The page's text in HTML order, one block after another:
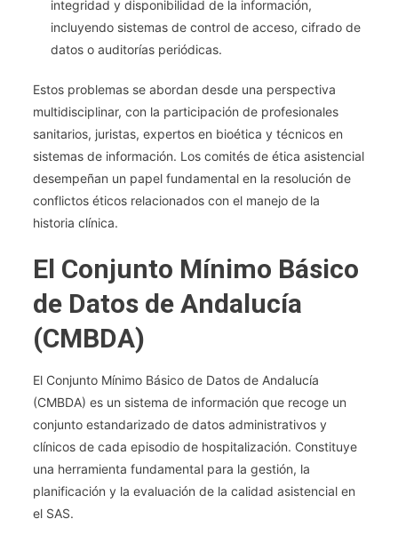
integridad y disponibilidad de la información,
incluyendo sistemas de control de acceso, cifrado de
datos o auditorías periódicas.
Estos problemas se abordan desde una perspectiva
multidisciplinar, con la participación de profesionales
sanitarios, juristas, expertos en bioética y técnicos en
sistemas de información. Los comités de ética asistencial
desempeñan un papel fundamental en la resolución de
conflictos éticos relacionados con el manejo de la
historia clínica.
El Conjunto Mínimo Básico
de Datos de Andalucía
(CMBDA)
El Conjunto Mínimo Básico de Datos de Andalucía
(CMBDA) es un sistema de información que recoge un
conjunto estandarizado de datos administrativos y
clínicos de cada episodio de hospitalización. Constituye
una herramienta fundamental para la gestión, la
planificación y la evaluación de la calidad asistencial en
el SAS.